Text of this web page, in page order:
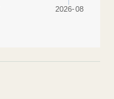
2026-08